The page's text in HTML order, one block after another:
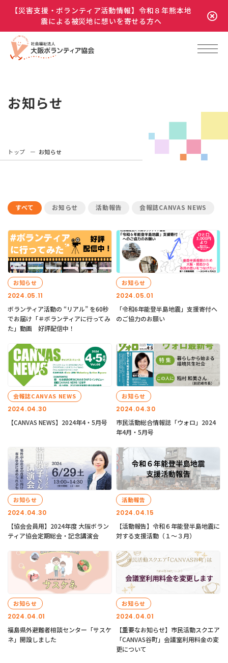
【災害支援・ボランティア活動情報】令和８年熊本地
震による被災地に想いを寄せる方へ
お知らせ
トップ お知らせ
すべて お知らせ 活動報告 会報誌CANVAS NEWS
2024.05.11
お知らせ
ボランティア活動の “リアル” を60秒
でお届け「＃ボランティアに行ってみ
た」動画 好評配信中！
2024.05.01
お知らせ
「令和6年能登半島地震」支援寄付へ
のご協力のお願い
2024.04.30
会報誌CANVAS NEWS
【CANVAS NEWS】2024年4・5月号
2024.04.30
お知らせ
市民活動総合情報誌「ウォロ」2024
年4月・5月号
2024.04.30
お知らせ
【協会会員用】2024年度 大阪ボラン
ティア協会定期総会・記念講演会
2024.04.15
活動報告
【活動報告】令和６年能登半島地震に
対する支援活動（１〜３月）
2024.04.01
お知らせ
福島県外避難者相談センター「サスケ
ネ」開設しました
2024.04.01
お知らせ
【重要なお知らせ】市民活動スクエア
「CANVAS谷町」会議室利用料金の変
更について